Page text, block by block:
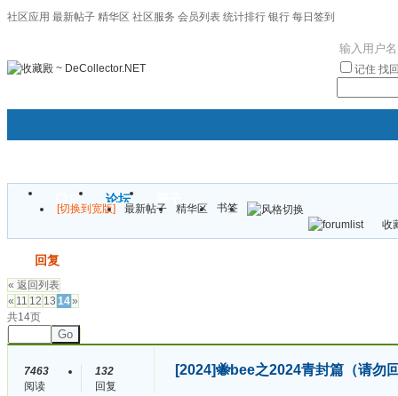
社区应用 最新帖子 精华区 社区服务 会员列表 统计排行 银行 每日签到
记住 找
门户 论坛
[切换到宽版] 最新帖子 精华区
书签
收
回复
« 返回列表
« 11 12 13 14»
共14页
Go
7463
阅读
132
回复
[2024]🐝bee之2024青封篇（请勿